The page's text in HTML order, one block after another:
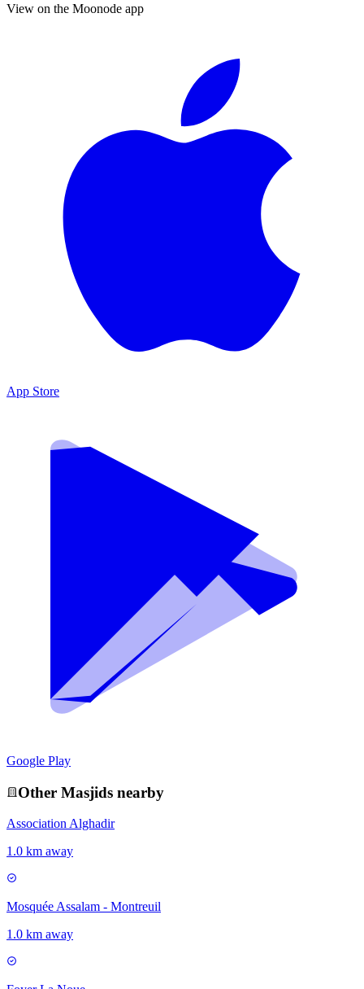
View on the Moonode app
App Store
Google Play
Other Masjids nearby
Association Alghadir
1.0 km away
Mosquée Assalam - Montreuil
1.0 km away